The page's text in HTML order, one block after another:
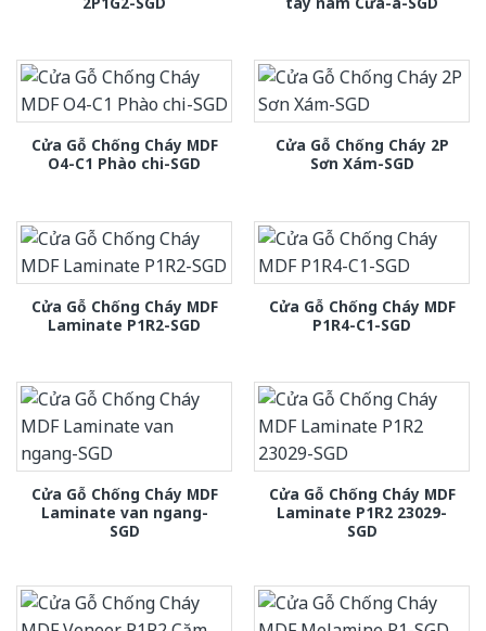
Cửa Gỗ Chống Cháy MDF
O4-C1 Phào chi-SGD
Cửa Gỗ Chống Cháy 2P
Sơn Xám-SGD
Cửa Gỗ Chống Cháy MDF
Laminate P1R2-SGD
Cửa Gỗ Chống Cháy MDF
P1R4-C1-SGD
Cửa Gỗ Chống Cháy MDF
Laminate van ngang-
SGD
Cửa Gỗ Chống Cháy MDF
Laminate P1R2 23029-
SGD